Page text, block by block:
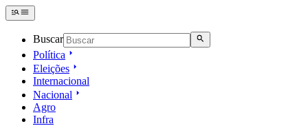
Buscar
Política
Eleições
Internacional
Nacional
Agro
Infra